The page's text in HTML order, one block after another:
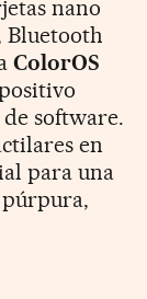
nano
Bluetooth
ColorOS
software.
en
para una
púrpura,